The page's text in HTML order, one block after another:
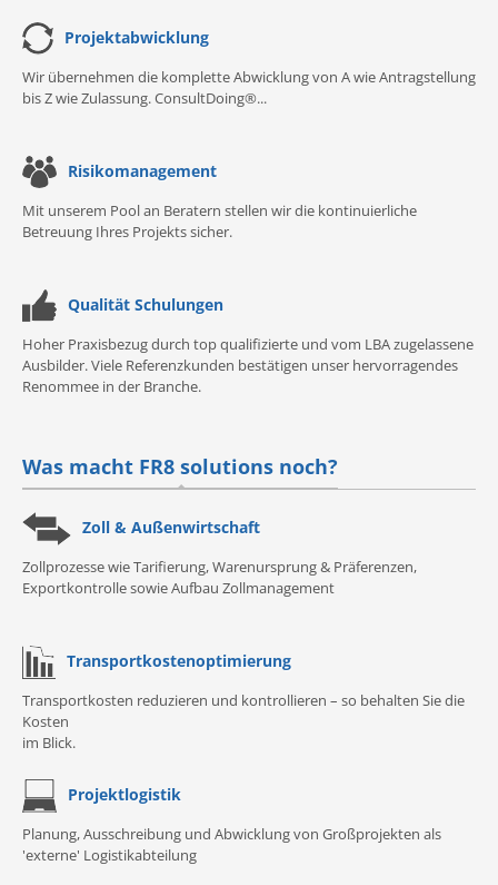
Projektabwicklung
Wir übernehmen die komplette Abwicklung von A wie Antragstellung
bis Z wie Zulassung. ConsultDoing®...
Risikomanagement
Mit unserem Pool an Beratern stellen wir die kontinuierliche
Betreuung Ihres Projekts sicher.
Qualität Schulungen
Hoher Praxisbezug durch top qualifizierte und vom LBA zugelassene
Ausbilder. Viele Referenzkunden bestätigen unser hervorragendes
Renommee in der Branche.
Was macht FR8 solutions noch?
Zoll & Außenwirtschaft
Zollprozesse wie Tarifierung, Warenursprung & Präferenzen,
Exportkontrolle sowie Aufbau Zollmanagement
Transportkostenoptimierung
Transportkosten reduzieren und kontrollieren – so behalten Sie die
Kosten
im Blick.
Projektlogistik
Planung, Ausschreibung und Abwicklung von Großprojekten als
'externe' Logistikabteilung